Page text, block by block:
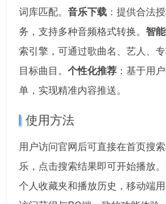
词库匹配。 音乐下载 ：提供合法
务，支持多种音频格式转换。 智
索引擎，可通过歌曲名、艺人、
目标曲目。 个性化推荐 ：基于用
单，实现精准内容推送。
使用方法
用户访问官网后可直接在首页搜
乐，点击搜索结果即可开始播放
个人收藏夹和播放历史，移动端